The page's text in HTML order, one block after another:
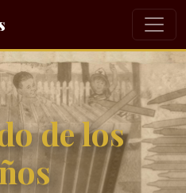
de los